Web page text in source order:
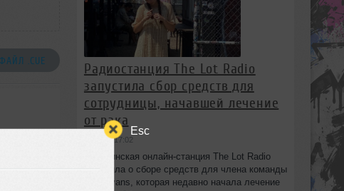
Esc
.CUE
Радиостанция The Lot Radio
запустила сбор средств для
сотрудницы, начавшей лечение
от рака
вчера в 17:02
Бруклинская онлайн-станция The Lot Radio
объявила о сборе средств для члена команды
Lola Evans, которая недавно начала лечение